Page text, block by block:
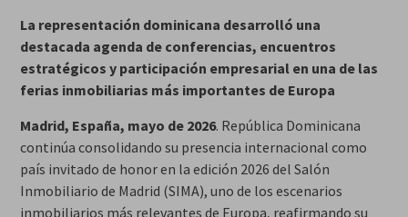
La representación dominicana desarrolló una
destacada agenda de conferencias, encuentros
estratégicos y participación empresarial en una de las
ferias inmobiliarias más importantes de Europa
Madrid, España, mayo de 2026. República Dominicana
continúa consolidando su presencia internacional como
país invitado de honor en la edición 2026 del Salón
Inmobiliario de Madrid (SIMA), uno de los escenarios
inmobiliarios más relevantes de Europa, reafirmando su